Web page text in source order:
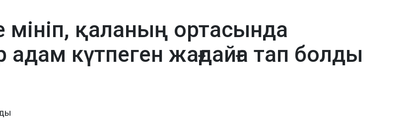
мініп, қаланың ортасында
күтпеген жағдайға тап болды